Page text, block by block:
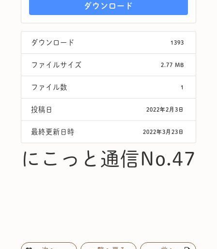
ダウンロード
ダウンロード 1393
ファイルサイズ 2.77 MB
ファイル数 1
投稿日 2022年2月3日
最終更新日時 2022年3月23日
にこっと通信No.47